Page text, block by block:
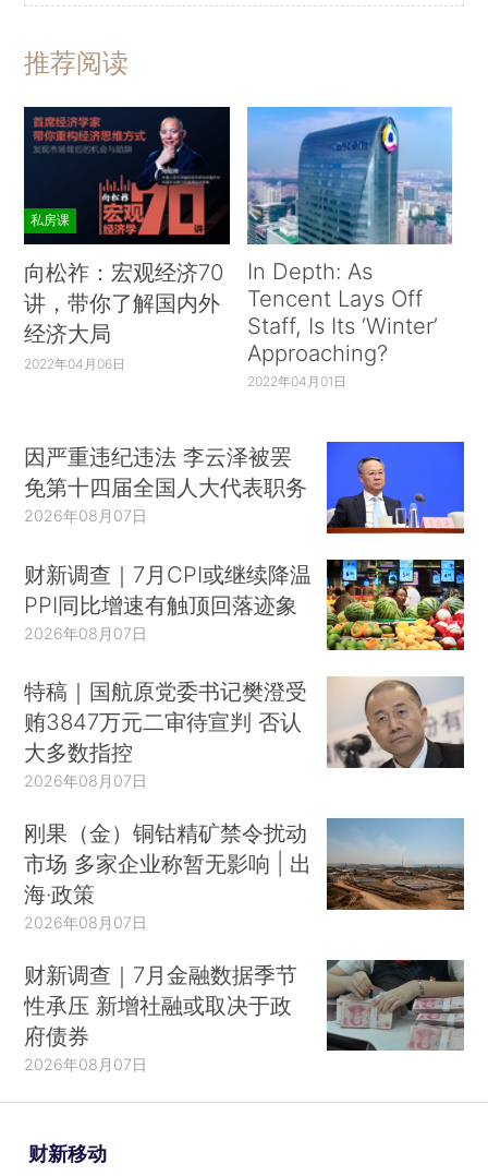
推荐阅读
私房课
向松祚：宏观经济70
讲，带你了解国内外
经济大局
2022年04月06日
In Depth: As
Tencent Lays Off
Staff, Is Its ‘Winter’
Approaching?
2022年04月01日
因严重违纪违法 李云泽被罢
免第十四届全国人大代表职务
2026年08月07日
财新调查｜7月CPI或继续降温
PPI同比增速有触顶回落迹象
2026年08月07日
特稿｜国航原党委书记樊澄受
贿3847万元二审待宣判 否认
大多数指控
2026年08月07日
刚果（金）铜钴精矿禁令扰动
市场 多家企业称暂无影响 | 出
海·政策
2026年08月07日
财新调查｜7月金融数据季节
性承压 新增社融或取决于政
府债券
2026年08月07日
财新移动